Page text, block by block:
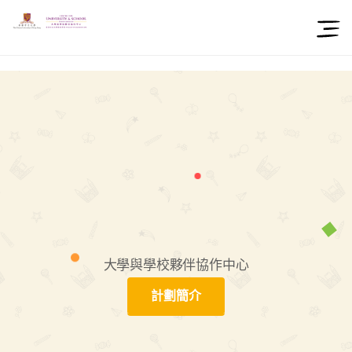
大學與學校夥伴協作中心
計劃簡介